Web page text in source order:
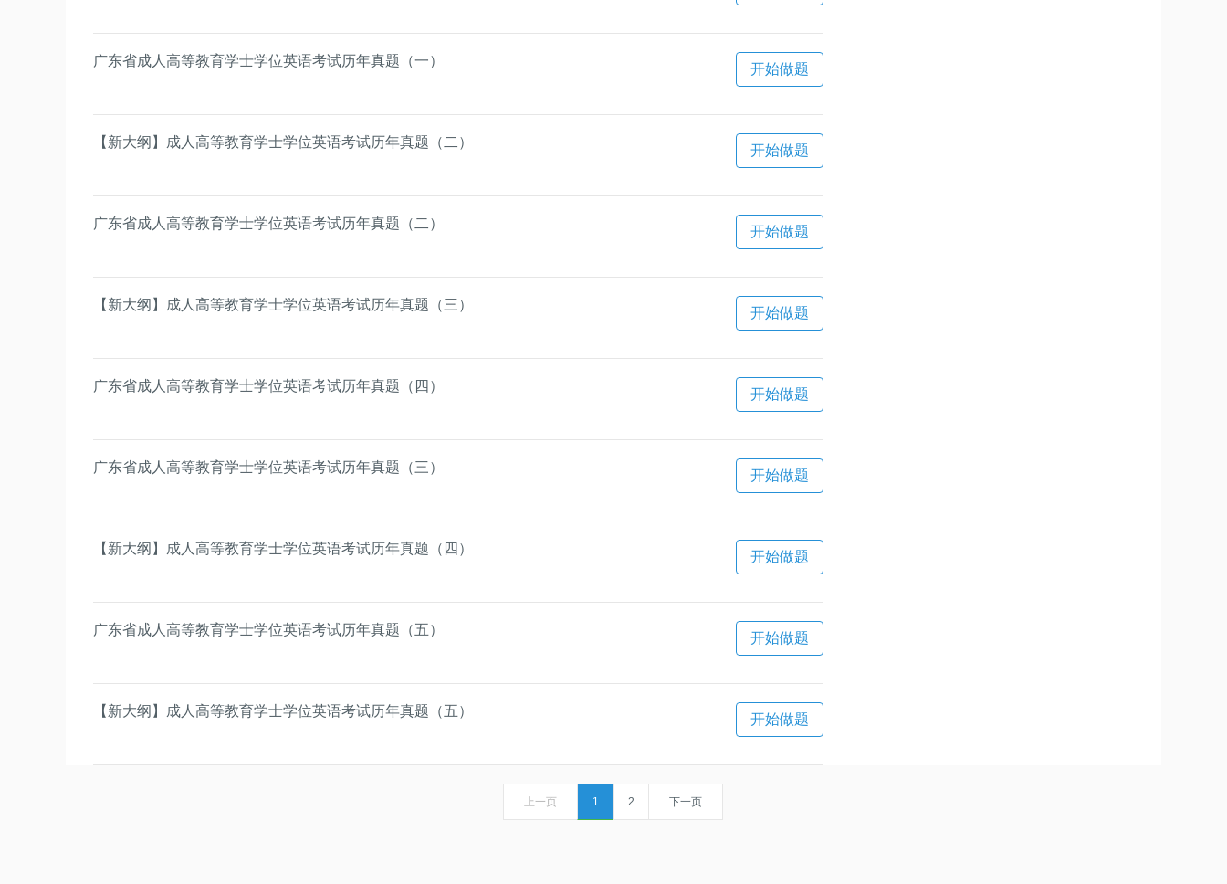
广东省成人高等教育学士学位英语考试历年真题（一）
开始做题
【新大纲】成人高等教育学士学位英语考试历年真题（二）
开始做题
广东省成人高等教育学士学位英语考试历年真题（二）
开始做题
【新大纲】成人高等教育学士学位英语考试历年真题（三）
开始做题
广东省成人高等教育学士学位英语考试历年真题（四）
开始做题
广东省成人高等教育学士学位英语考试历年真题（三）
开始做题
【新大纲】成人高等教育学士学位英语考试历年真题（四）
开始做题
广东省成人高等教育学士学位英语考试历年真题（五）
开始做题
【新大纲】成人高等教育学士学位英语考试历年真题（五）
开始做题
上一页 1 2 下一页